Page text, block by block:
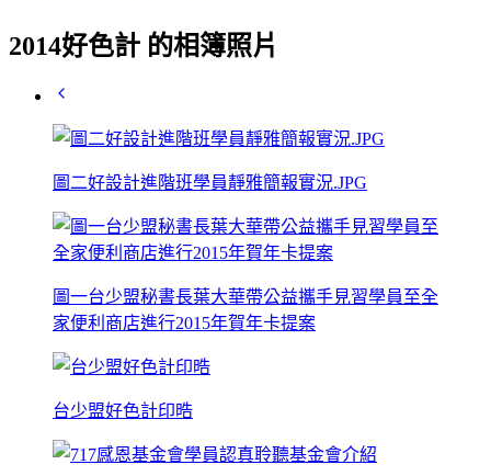
2014好色計 的相簿照片
圖二好設計進階班學員靜雅簡報實況.JPG
圖一台少盟秘書長葉大華帶公益攜手見習學員至全
家便利商店進行2015年賀年卡提案
台少盟好色計印晧